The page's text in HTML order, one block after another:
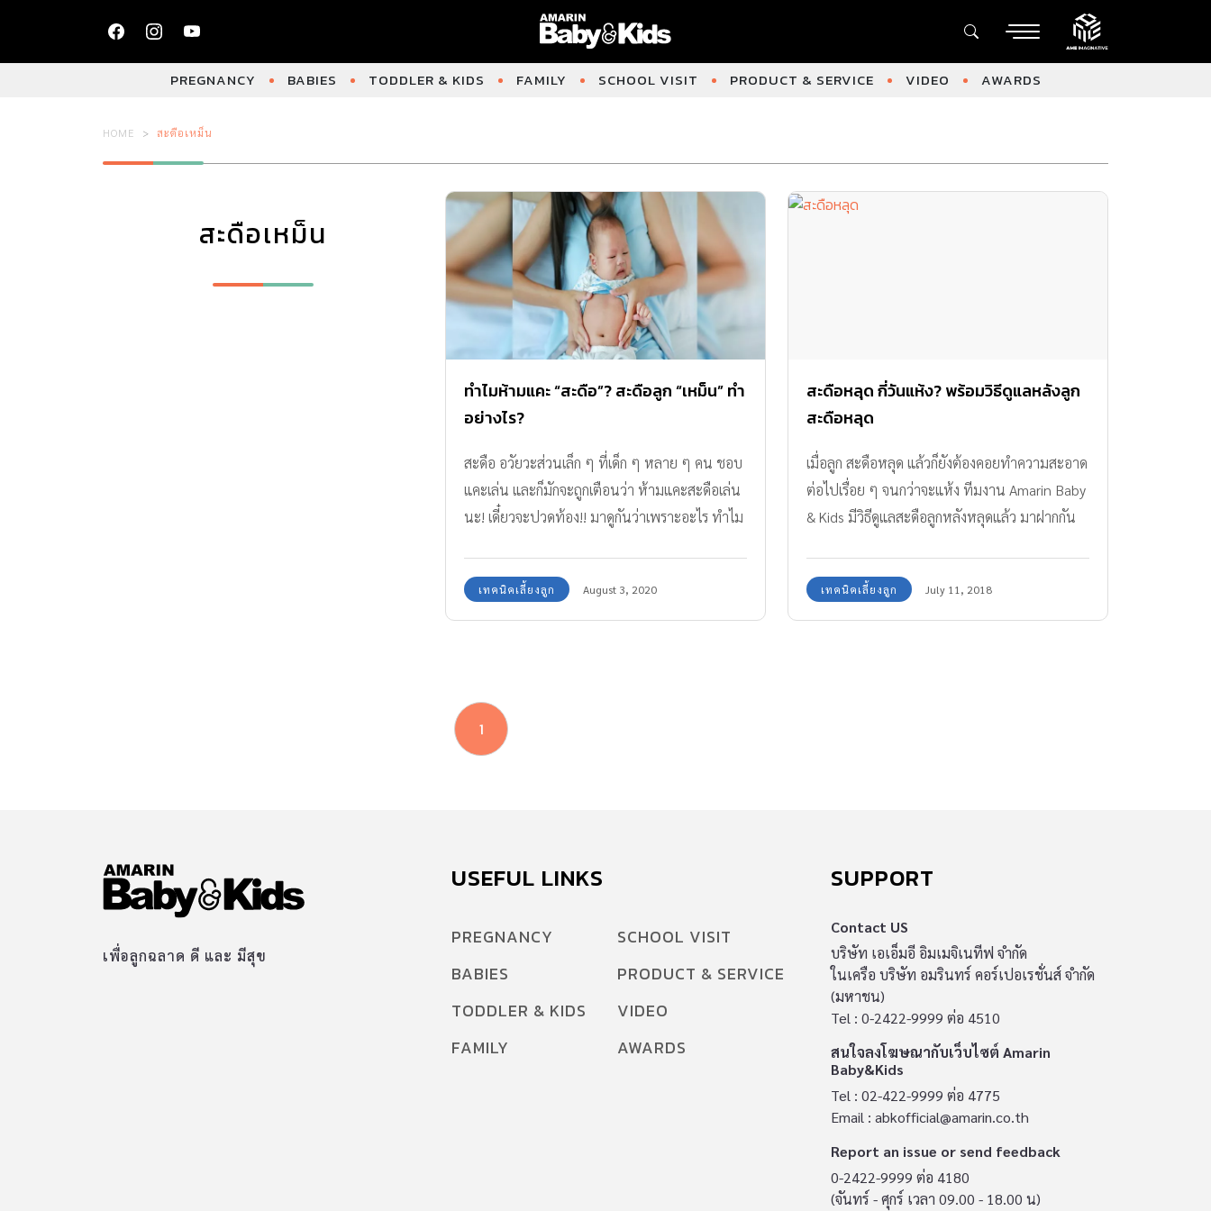
PREGNANCY BABIES TODDLER & KIDS FAMILY SCHOOL VISIT PRODUCT & SERVICE VIDEO AWARDS
HOME สะดือเหม็น
สะดือเหม็น
ทำไมห้ามแคะ “สะดือ”? สะดือลูก “เหม็น” ทำ
อย่างไร?
สะดือ อวัยวะส่วนเล็ก ๆ ที่เด็ก ๆ หลาย ๆ คน ชอบ
แคะเล่น และก็มักจะถูกเตือนว่า ห้ามแคะสะดือเล่น
นะ! เดี๋ยวจะปวดท้อง!! มาดูกันว่าเพราะอะไร ทำไม
ทารกยังอยู่ในท้องแม่ สายสะดือ เป็นท่อที่เชื่อม
ระหว่างรกและลูกน้อยที่กำลังเจริญเติบโตในครรภ์ มี
ด้วยเส้นเลือดดำ 1 เส้นคอยทำหน้าที่นำส่งเลือดที่
อุดมไปด้วยอาหารและออกซิเจนจากรกไปสู่ทารกใน
ครรภ์ และเส้นเลือดแดง 2 เส้นที่ทำหน้าที่ในการ
เครื่องมือแพทย์ภายหลังการคลอด โดยสายสะดือที่
ที่มองเห็นได้บนร่างกาย ดังนั้น สะดือ ก็เป็นเหมือน
แผลจากการตัดสายสะดือนั่นเอง สะดือ จึงถือว่าเป็น
จุดที่บอบบาง เสี่ยงต่อการติดเชื้อได้ง่าย เป็นซอกอับ
แคะสะดือ? เพราะสะดือถือเป็นจุดที่บอบบางมาก
เทคนิคเลี้ยงลูก August 3, 2020
สะดือหลุด กี่วันแห้ง? พร้อมวิธีดูแลหลังลูก
สะดือหลุด
เมื่อลูก สะดือหลุด แล้วก็ยังต้องคอยทำความสะอาด
ต่อไปเรื่อย ๆ จนกว่าจะแห้ง ทีมงาน Amarin Baby
& Kids มีวิธีดูแลสะดือลูกหลังหลุดแล้ว มาฝากกัน
เทคนิคเลี้ยงลูก July 11, 2018
1
เพื่อลูกฉลาด ดี และ มีสุข
USEFUL LINKS
PREGNANCY
BABIES
TODDLER & KIDS
FAMILY
SCHOOL VISIT
PRODUCT & SERVICE
VIDEO
AWARDS
SUPPORT
Contact US
บริษัท เอเอ็มอี อิมเมจิเนทีฟ จำกัด
ในเครือ บริษัท อมรินทร์ คอร์เปอเรชั่นส์ จำกัด
(มหาชน)
Tel : 0-2422-9999 ต่อ 4510
สนใจลงโฆษณากับเว็บไซต์ Amarin
Baby&Kids
Tel : 02-422-9999 ต่อ 4775
Email : abkofficial@amarin.co.th
Report an issue or send feedback
0-2422-9999 ต่อ 4180
(จันทร์ - ศุกร์ เวลา 09.00 - 18.00 น)